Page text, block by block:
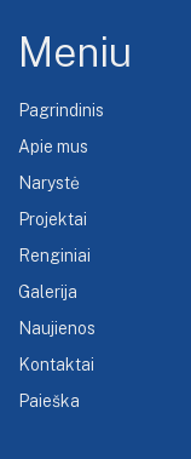
Meniu
Pagrindinis
Apie mus
Narystė
Projektai
Renginiai
Galerija
Naujienos
Kontaktai
Paieška